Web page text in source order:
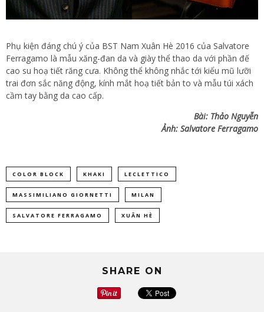
Phụ kiện đáng chú ý của BST Nam Xuân Hè 2016 của Salvatore
Ferragamo là mẫu xăng-đan da và giày thể thao da với phần đế
cao su hoạ tiết răng cưa. Không thể không nhắc tới kiểu mũ lưỡi
trai đơn sắc năng động, kính mắt hoạ tiết bản to và mẫu túi xách
cầm tay bằng da cao cấp.
Bài: Thảo Nguyễn
Ảnh: Salvatore Ferragamo
COLOR BLOCK KHAKI LECLETTICO
MASSIMILIANO GIORNETTI MILAN
SALVATORE FERRAGAMO XUÂN HÈ
SHARE ON